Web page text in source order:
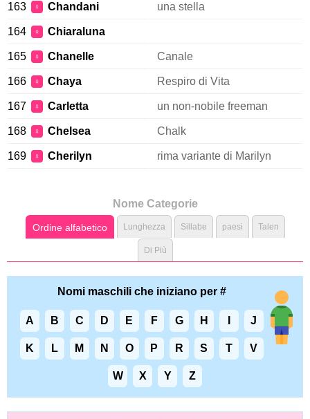
163 ♀ Chandani una stella
164 ♀ Chiaraluna
165 ♀ Chanelle Canale
166 ♀ Chaya Respiro di Vita
167 ♀ Carletta un non-nobile freeman
168 ♀ Chelsea Chalk
169 ♀ Cherilyn rima variante di Marilyn
Nome Categorie
Ordine alfabetico Lunghezza Sillabe paesi Talen
Di Più
Nomi maschili che iniziano per #
A B C D E F G H J
K L M N O P R S T V
W X Y Z